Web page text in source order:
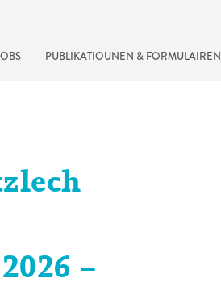
PUBLIKATIOUNEN & FORMULAIREN
–